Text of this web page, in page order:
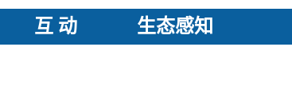
互 动 生态感知